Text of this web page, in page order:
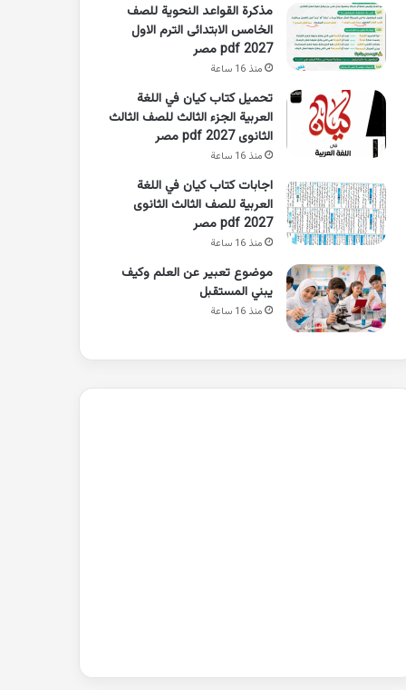
مذكرة القواعد النحوية للصف
الخامس الابتدائى الترم الاول
2027 pdf مصر
منذ 16 ساعة
تحميل كتاب كيان في اللغة
العربية الجزء الثالث للصف الثالث
الثانوى 2027 pdf مصر
منذ 16 ساعة
اجابات كتاب كيان في اللغة
العربية للصف الثالث الثانوى
2027 pdf مصر
منذ 16 ساعة
موضوع تعبير عن العلم وكيف
يبني المستقبل
منذ 16 ساعة